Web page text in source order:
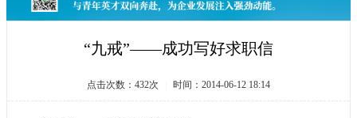
“九戒”——成功写好求职信
点击次数： 432次 时间：2014-06-12 18:14